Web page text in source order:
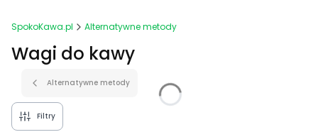
SpokoKawa.pl Alternatywne metody
Wagi do kawy
Alternatywne metody
Filtry